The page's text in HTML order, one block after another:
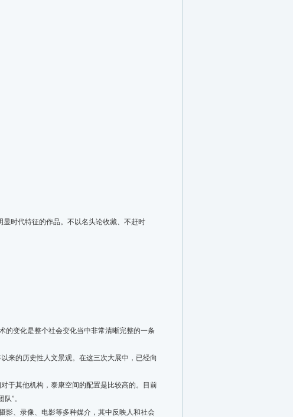
时代特征的作品。不以名头论收藏、不赶时
变化是整个社会变化当中非常清晰完整的一条
的历史性人文景观。在这三次大展中，已经向
其他机构，泰康空间的配置是比较高的。目前
”。
、录像、电影等多种媒介，其中反映人和社会